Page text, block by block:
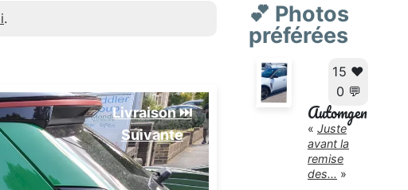
💕 Photos
préférées
15 ❤️
0 💬
Automgen
« Juste
avant la
remise
des... »
.
Livraison ⏭️
Suivante️